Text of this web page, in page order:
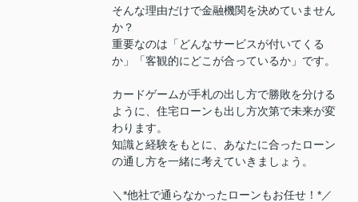
そんな理由だけで金融機関を決めていません
か？
重要なのは「どんなサービスが付いてくる
か」「客観的にどこが合っているか」です。
カードゲームが手札の出し方で勝敗を分ける
ように、住宅ローンも出し方次第で未来が変
わります。
知識と経験をもとに、あなたに合ったローン
の通し方を一緒に考えていきましょう。
＼*他社で通らなかったローンもお任せ！*／